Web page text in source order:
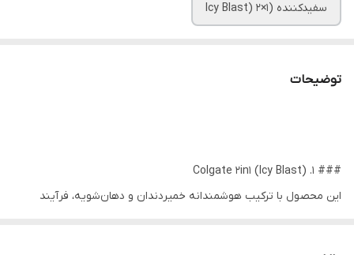
سفیدکننده (Icy Blast) ۲×۱
توضیحات
### ۱. Colgate 2in1 (Icy Blast)
این محصول با ترکیب هوشمندانه خمیردندان و دهان‌شویه، فرآیند